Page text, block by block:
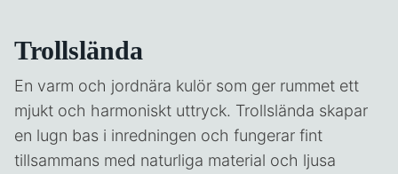
Trollslända
En varm och jordnära kulör som ger rummet ett
mjukt och harmoniskt uttryck. Trollslända skapar
en lugn bas i inredningen och fungerar fint
tillsammans med naturliga material och ljusa